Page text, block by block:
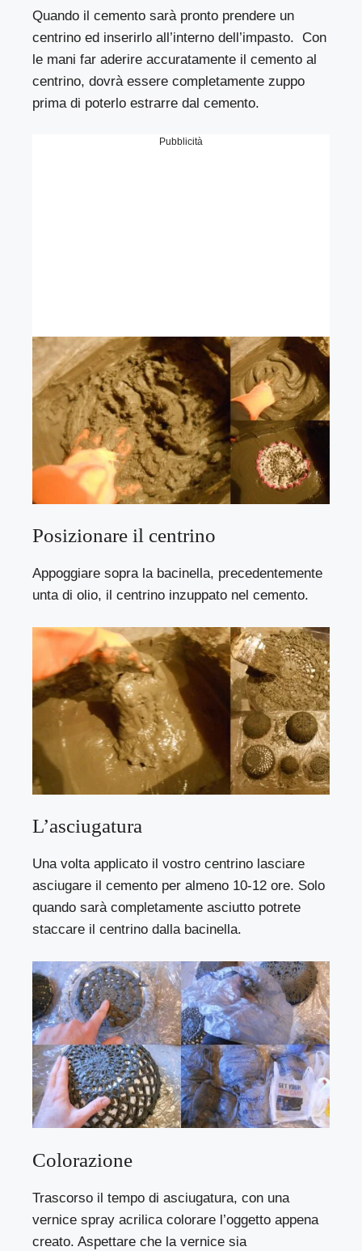
Quando il cemento sarà pronto prendere un
centrino ed inserirlo all’interno dell’impasto. Con
le mani far aderire accuratamente il cemento al
centrino, dovrà essere completamente zuppo
prima di poterlo estrarre dal cemento.
Pubblicità
Posizionare il centrino
Appoggiare sopra la bacinella, precedentemente
unta di olio, il centrino inzuppato nel cemento.
L’asciugatura
Una volta applicato il vostro centrino lasciare
asciugare il cemento per almeno 10-12 ore. Solo
quando sarà completamente asciutto potrete
staccare il centrino dalla bacinella.
Colorazione
Trascorso il tempo di asciugatura, con una
vernice spray acrilica colorare l’oggetto appena
creato. Aspettare che la vernice sia